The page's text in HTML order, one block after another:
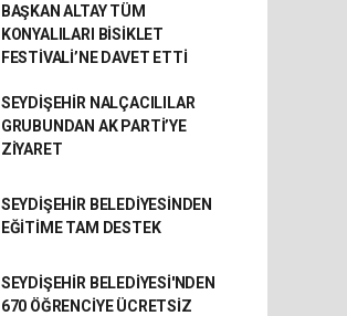
BAŞKAN ALTAY TÜM
KONYALILARI BİSİKLET
FESTİVALİ’NE DAVET ETTİ
SEYDİŞEHİR NALÇACILILAR
GRUBUNDAN AK PARTİ’YE
ZİYARET
SEYDİŞEHİR BELEDİYESİNDEN
EĞİTİME TAM DESTEK
SEYDİŞEHİR BELEDİYESİ'NDEN
670 ÖĞRENCİYE ÜCRETSİZ